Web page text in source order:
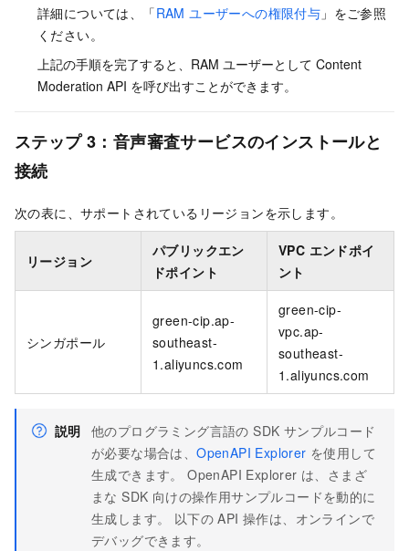
詳細については、「RAM ユーザーへの権限付与 」をご参照
ください。
上記の手順を完了すると、RAM ユーザーとして Content
Moderation API を呼び出すことができます。
ステップ 3：音声審査サービスのインストールと
接続
次の表に、サポートされているリージョンを示します。
リージョン
パブリックエン
ドポイント
VPC エンドポイ
ント
シンガポール
green-cip.ap-
southeast-
1.aliyuncs.com
green-cip-
vpc.ap-
southeast-
1.aliyuncs.com
説明 他のプログラミング言語の SDK サンプルコード
が必要な場合は、OpenAPI Explorer を使用して
生成できます。 OpenAPI Explorer は、さまざ
まな SDK 向けの操作用サンプルコードを動的に
生成します。 以下の API 操作は、オンラインで
デバッグできます。